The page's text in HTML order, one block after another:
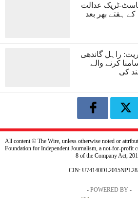
ٹریک عدالت
ہفتے بھر بعد
راہل گاندھی
کرنے والے
کی
All content © The Wire, unless otherwise noted or
Foundation for Independent Journalism, a not-for-profit
8 of the Company Act,
CIN:
- POWERED BY -